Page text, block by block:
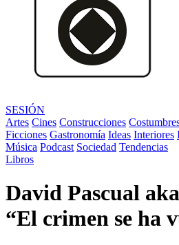
SESIÓN
Artes Cines Construcciones
Ficciones Gastronomía Ideas Interiores
Música Podcast Sociedad Tendencias
Libros
David Pascual
“El crimen se ha